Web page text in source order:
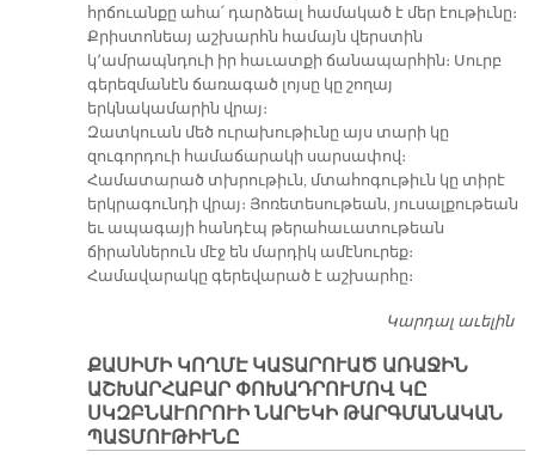
հրճուանքը ահա՛ դարձեալ համակած է մեր էութիւնը։
Քրիստոնեայ աշխարհն համայն վերստին
կ՚ամրապնդուի իր հաւատքի ճանապարհին։ Սուրբ
գերեզմանէն ճառագած լոյսը կը շողայ
երկնակամարին վրայ։
Զատկուան մեծ ուրախութիւնը այս տարի կը
զուգորդուի համաճարակի սարսափով։
Համատարած տխրութիւն, մտահոգութիւն կը տիրէ
երկրագունդի վրայ։ Յոռետեսութեան, յուսալքութեան
եւ ապագայի հանդէպ թերահաւատութեան
ճիրաններուն մէջ են մարդիկ ամէնուրեք։
Համավարակը գերեվարած է աշխարհը։
Կարդալ աւելին
ՔԱՍԻՄԻ ԿՈՂՄԷ ԿԱՏԱՐՈՒԱԾ ԱՌԱՋԻՆ
ԱՇԽԱՐՀԱԲԱՐ ՓՈԽԱԴՐՈՒՄՈՎ ԿԸ
ՍԿԶԲՆԱՒՈՐՈՒԻ ՆԱՐԵԿԻ ԹԱՐԳՄԱՆԱԿԱՆ
ՊԱՏՄՈՒԹԻՒՆԸ